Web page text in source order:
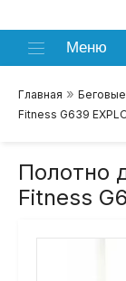
Меню
Главная »
Fitness G639
Полотно
Fitness